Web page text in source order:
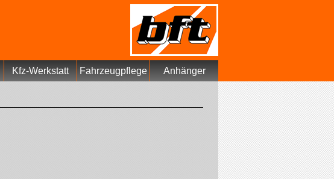
Kfz-Werkstatt Fahrzeugpflege Anhänger